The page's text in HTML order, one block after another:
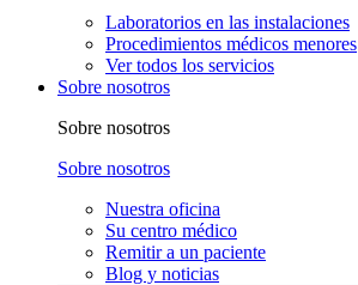
Laboratorios en las instalaciones
Procedimientos médicos menores
Ver todos los servicios
Sobre nosotros
Sobre nosotros
Sobre nosotros
Nuestra oficina
Su centro médico
Remitir a un paciente
Blog y noticias